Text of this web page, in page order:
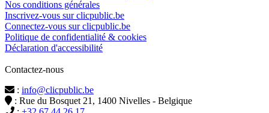
Nos conditions générales
Inscrivez-vous sur clicpublic.be
Connectez-vous sur clicpublic.be
Politique de confidentialité & cookies
Déclaration d'accessibilité
Contactez-nous
: info@clicpublic.be
: Rue du Bosquet 21, 1400 Nivelles - Belgique